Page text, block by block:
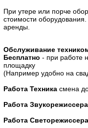
При утере или порче
стоимости
аренды.
Обслуживание
Бесплатно - при работе
площадку
(Например удобно на
Работа Техника смена
Работа Звукорежиссера
Работа Светорежиссера